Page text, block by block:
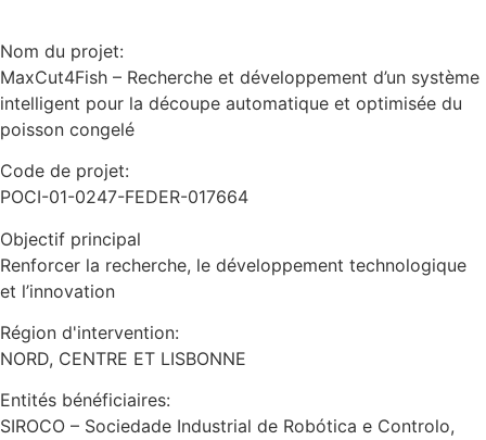
Nom du projet:
MaxCut4Fish – Recherche et développement d’un système
intelligent pour la découpe automatique et optimisée du
poisson congelé
Code de projet:
POCI-01-0247-FEDER-017664
Objectif principal
Renforcer la recherche, le développement technologique
et l’innovation
Région d'intervention:
NORD, CENTRE ET LISBONNE
Entités bénéficiaires:
SIROCO – Sociedade Industrial de Robótica e Controlo,